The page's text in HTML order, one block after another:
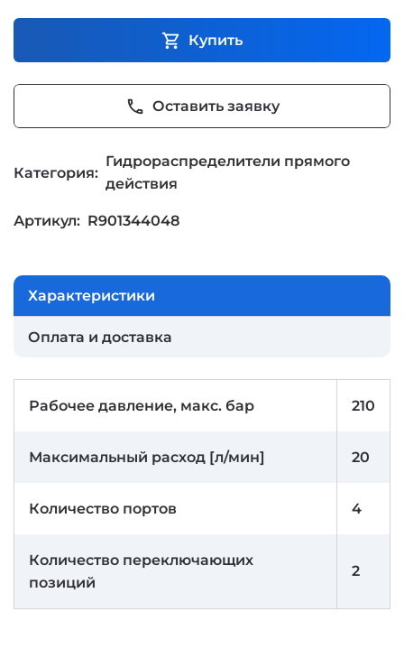
shopping_cart Купить
phone Оставить заявку
Категория:
Гидрораспределители прямого
действия
Артикул: R901344048
Характеристики
Оплата и доставка
Рабочее давление, макс. бар 210
Максимальный расход [л/мин] 20
Количество портов 4
Количество переключающих
позиций
2